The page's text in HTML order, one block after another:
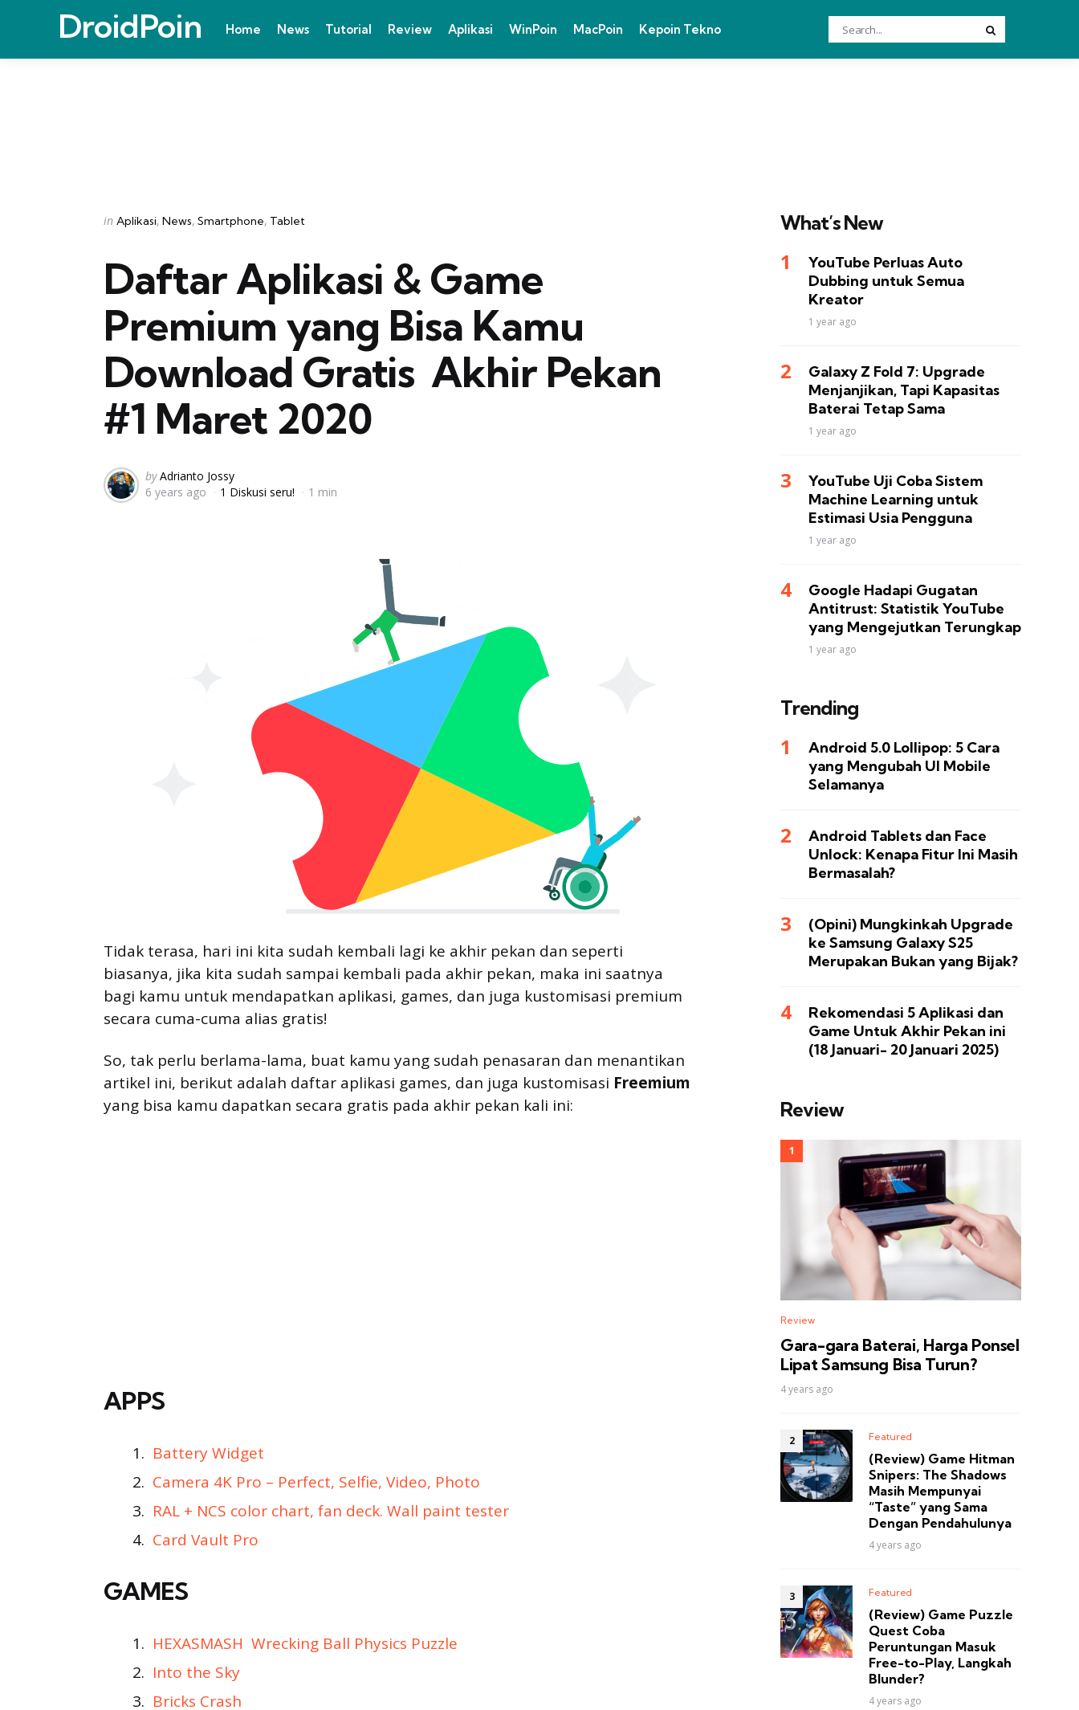
DroidPoin Home News Tutorial Review Aplikasi WinPoin MacPoin Kepoin Tekno
Search
for:
Categories
Posted
in Aplikasi News Smartphone Tablet
Daftar Aplikasi & Game
Premium yang Bisa Kamu
Download Gratis  Akhir Pekan
#1 Maret 2020
Posted
by
by Adrianto Jossy
6 years ago
1 Diskusi seru! 1 min
Tidak terasa, hari ini kita sudah kembali lagi ke akhir pekan dan seperti
biasanya, jika kita sudah sampai kembali pada akhir pekan, maka ini saatnya
bagi kamu untuk mendapatkan aplikasi, games, dan juga kustomisasi premium
secara cuma-cuma alias gratis!
So, tak perlu berlama-lama, buat kamu yang sudah penasaran dan menantikan
artikel ini, berikut adalah daftar aplikasi games, dan juga kustomisasi  Freemium
yang bisa kamu dapatkan secara gratis pada akhir pekan kali ini:
APPS
Battery Widget
Camera 4K Pro – Perfect, Selfie, Video, Photo
RAL + NCS color chart, fan deck. Wall paint tester
Card Vault Pro
GAMES
HEXASMASH  Wrecking Ball Physics Puzzle
Into the Sky
Bricks Crash
What’s New
YouTube Perluas Auto
Dubbing untuk Semua
Kreator
1 year ago
Galaxy Z Fold 7: Upgrade
Menjanjikan, Tapi Kapasitas
Baterai Tetap Sama
1 year ago
YouTube Uji Coba Sistem
Machine Learning untuk
Estimasi Usia Pengguna
1 year ago
Google Hadapi Gugatan
Antitrust: Statistik YouTube
yang Mengejutkan Terungkap
1 year ago
Trending
Android 5.0 Lollipop: 5 Cara
yang Mengubah UI Mobile
Selamanya
Android Tablets dan Face
Unlock: Kenapa Fitur Ini Masih
Bermasalah?
(Opini) Mungkinkah Upgrade
ke Samsung Galaxy S25
Merupakan Bukan yang Bijak?
Rekomendasi 5 Aplikasi dan
Game Untuk Akhir Pekan ini
(18 Januari- 20 Januari 2025)
Review
Review
Gara-gara Baterai, Harga Ponsel
Lipat Samsung Bisa Turun?
4 years ago
Featured
(Review) Game Hitman
Snipers: The Shadows
Masih Mempunyai
“Taste” yang Sama
Dengan Pendahulunya
4 years ago
Featured
(Review) Game Puzzle
Quest Coba
Peruntungan Masuk
Free-to-Play, Langkah
Blunder?
4 years ago